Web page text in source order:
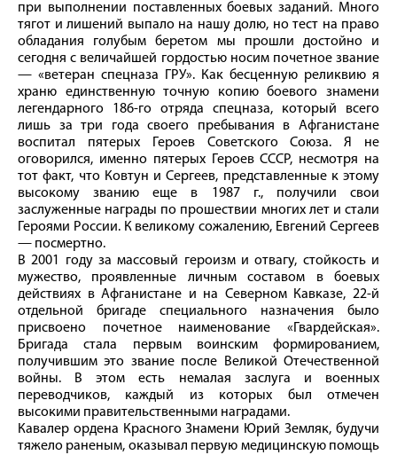
при выполнении поставленных боевых заданий. Много
тягот и лишений выпало на нашу долю, но тест на право
обладания голубым беретом мы прошли достойно и
сегодня с величайшей гордостью носим почетное звание
— «ветеран спецназа ГРУ». Как бесценную реликвию я
храню единственную точную копию боевого знамени
легендарного 186‑го отряда спецназа, который всего
лишь за три года своего пребывания в Афганистане
воспитал пятерых Героев Советского Союза. Я не
оговорился, именно пятерых Героев СССР, несмотря на
тот факт, что Ковтун и Сергеев, представленные к этому
высокому званию еще в 1987 г., получили свои
заслуженные награды по прошествии многих лет и стали
Героями России. К великому сожалению, Евгений Сергеев
— посмертно.
В 2001 году за массовый героизм и отвагу, стойкость и
мужество, проявленные личным составом в боевых
действиях в Афганистане и на Северном Кавказе, 22‑й
отдельной бригаде специального назначения было
присвоено почетное наименование «Гвардейская».
Бригада стала первым воинским формированием,
получившим это звание после Великой Отечественной
вой­ны. В этом есть немалая заслуга и военных
переводчиков, каждый из которых был отмечен
высокими правительственными наградами.
Кавалер ордена Красного Знамени Юрий Земляк, будучи
тяжело раненым, оказывал первую медицинскую помощь